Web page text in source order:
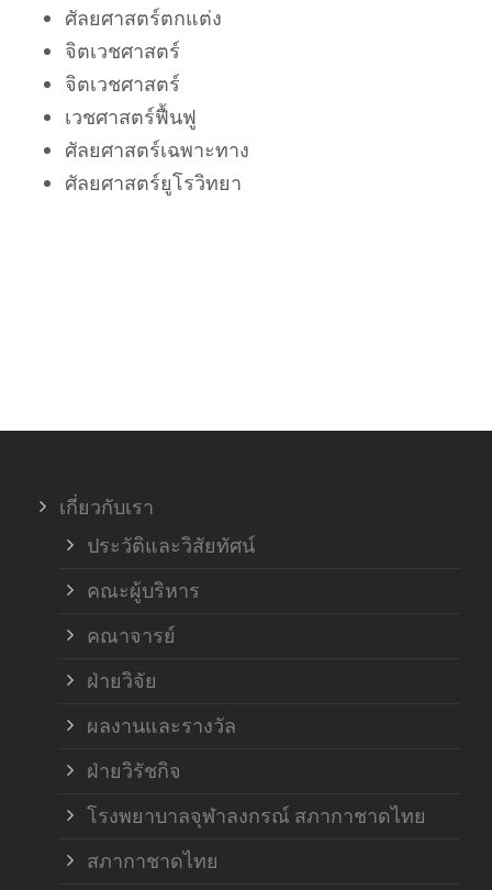
ศัลยศาสตร์ตกแต่ง
จิตเวชศาสตร์
จิตเวชศาสตร์
เวชศาสตร์ฟื้นฟู
ศัลยศาสตร์เฉพาะทาง
ศัลยศาสตร์ยูโรวิทยา
เกี่ยวกับเรา
ประวัติและวิสัยทัศน์
คณะผู้บริหาร
คณาจารย์
ฝ่ายวิจัย
ผลงานและรางวัล
ฝ่ายวิรัชกิจ
โรงพยาบาลจุฬาลงกรณ์ สภากาชาดไทย
สภากาชาดไทย